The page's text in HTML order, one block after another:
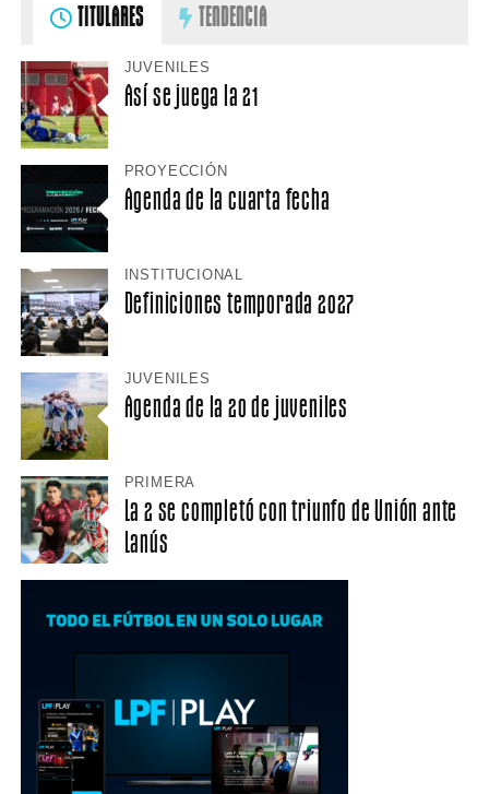
TITULARES TENDENCIA
JUVENILES
Así se juega la 21
PROYECCIÓN
Agenda de la cuarta fecha
INSTITUCIONAL
Definiciones temporada 2027
JUVENILES
Agenda de la 20 de juveniles
PRIMERA
La 2 se completó con triunfo de Unión ante
Lanús